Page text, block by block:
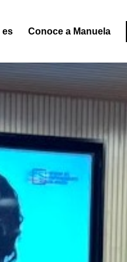
es Conoce a Manuela